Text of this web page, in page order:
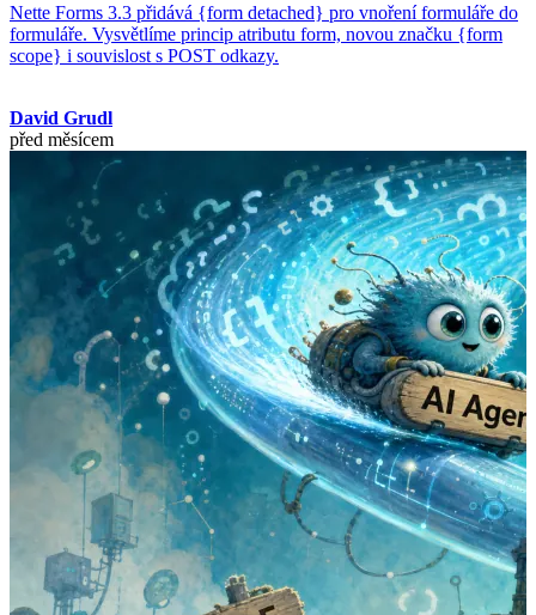
Nette Forms 3.3 přidává {form detached} pro vnoření formuláře do
formuláře. Vysvětlíme princip atributu form, novou značku {form
scope} i souvislost s POST odkazy.
David Grudl
před měsícem